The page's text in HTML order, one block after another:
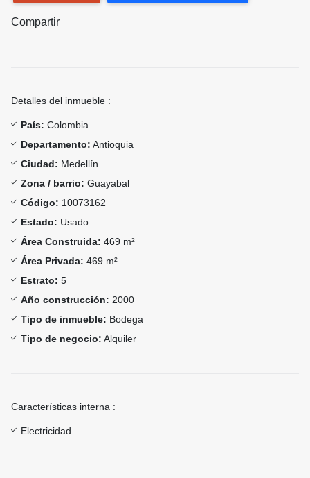
Compartir
Detalles del inmueble :
País: Colombia
Departamento: Antioquia
Ciudad: Medellín
Zona / barrio: Guayabal
Código: 10073162
Estado: Usado
Área Construida: 469 m²
Área Privada: 469 m²
Estrato: 5
Año construcción: 2000
Tipo de inmueble: Bodega
Tipo de negocio: Alquiler
Características interna :
Electricidad